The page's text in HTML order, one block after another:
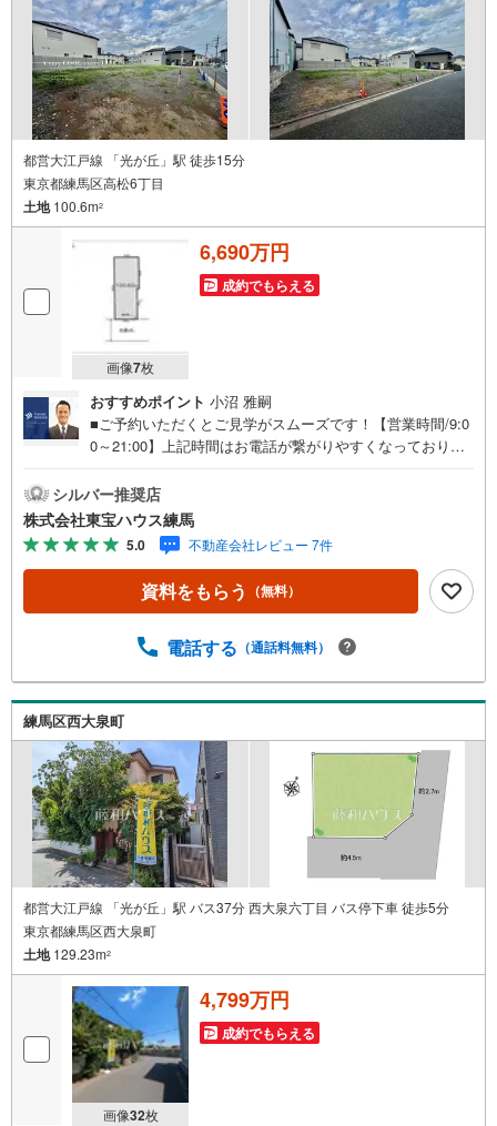
え・最寄駅等でお待ち合わせ、弊社へのご来社など、ご相
談くださいませ。■お車の無料提携駐車場がございます。
都営大江戸線 「光が丘」駅 徒歩15分
東京都練馬区高松6丁目
土地100.6m2
画像7枚
6,690万円
成約でもらえる
おすすめポイント 小沼 雅嗣
■ご予約いただくとご見学がスムーズです！【営業時間/9:0
0～21:00】上記時間はお電話が繋がりやすくなっておりま
にお電話ください！下記のお申込み方法も可能です！ご見
学希望のお客様:右上の「室内・現地を見学する」をクリッ
クして下さい。資料請求希望のお客様:右上の「資料をもら
う」をクリックして下さい。【東宝ハウス練馬のポイン
ト】（1）不動産のご提案から資金計画・ライフシミュレー
ションのご相談・無理のないライフプラン、提携による低
生活」を「未来カレンダー」で見える化します。（2）ご購
ポート」・漠然としたキャッシュフローのグラフ化、効果
的な生命保険の見直し、繰り上げ返済の効果的なタイミン
グなどご提案させて頂きます。■ご案内方法ご自宅へお迎
え・最寄駅等でお待ち合わせ、弊社へのご来社など、ご相
談くださいませ。■お車の無料提携駐車場がございます。
シルバー推奨店
株式会社東宝ハウス練馬
5.0 不動産会社レビュー 7件
資料をもらう （無料）
電話する （通話料無料）
練馬区西大泉町
都営大江戸線 「光が丘」駅 バス37分 西大泉六丁目 バス停下車 徒歩5分
東京都練馬区西大泉町
土地129.23m2
画像32枚
4,799万円
成約でもらえる